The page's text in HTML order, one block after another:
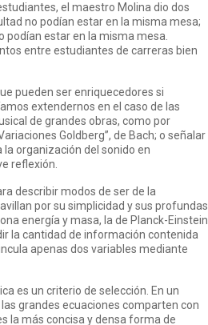
el maestro Molina dio dos
no podían estar en la misma mesa;
podían estar en la misma mesa.
entre estudiantes de carreras bien
pueden ser enriquecedores si
extendernos en el caso de las
de grandes obras, como por
Goldberg”, de Bach; o señalar
organización del sonido en
reflexión.
describir modos de ser de la
por su simplicidad y sus profundas
energía y masa, la de Planck-Einstein
la cantidad de información contenida
apenas dos variables mediante
es un criterio de selección. En un
grandes ecuaciones comparten con
la más concisa y densa forma de